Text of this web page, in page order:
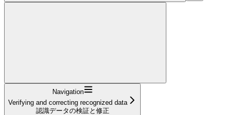
Navigation
Verifying and correcting recognized data
認識データの検証と修正